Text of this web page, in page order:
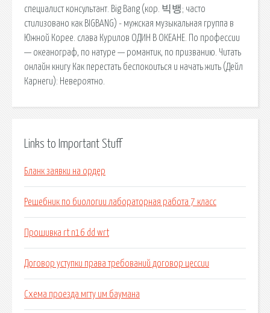
специалист консультант. Big Bang (кор. 빅뱅; часто
стилизовано как BIGBANG) - мужская музыкальная группа в
Южной Корее. cлава Курилов ОДИН В ОКЕАНЕ. По профессии
— океанограф, по натуре — романтик, по призванию. Читать
онлайн книгу Как перестать беспокоиться и начать жить (Дейл
Карнеги): Невероятно.
Links to Important Stuff
Бланк заявки на ордер
Решебник по биологии лабораторная работа 7 класс
Прошивка rt n16 dd wrt
Договор уступки права требований договор цессии
Схема проезда мгту им баумана